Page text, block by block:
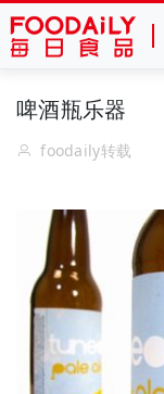
啤酒瓶乐器
foodaily转载